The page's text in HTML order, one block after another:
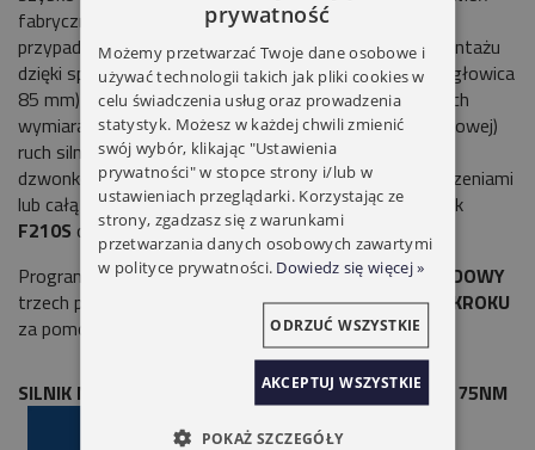
fabrycznych. Możliwość zablokowania pamięci przed
przypadkowym wykasowaniem. Silnik jest łatwy w montażu
dzięki specjalnemu uchwytowi. Zredukowany wymiar ( głowica
85 mm) umożliwia zastosowanie w skrzyniach o małych
wymiarach. Dzięki technologiiNice TTBus(2-przewodowej)
ruch silnika może być sterowany za pomocą przycisku
dzwonkowego (KROK PO KROKU) pojedynczymi urządzeniami
lub całą instalacją. Możliwość podłączenia fotokomórek
F210S oraz programatorów0-View TT i TTP.
Programowanie nadajnika w 2 trybach TrybSTANDARDOWY
trzech przycisków
GÓRA/STOP/DÓŁ, TrybKROK PO
KROKU
za pomocą jednego przycisku. Pamięć do 30 pilotów.
SILNIK NICE E PLUS LH 7517 RADIO AWARYJNE NHK 75NM
prywatność
Możemy przetwarzać Twoje dane osobowe i
używać technologii takich jak pliki cookies w
celu świadczenia usług oraz prowadzenia
statystyk. Możesz w każdej chwili zmienić
swój wybór, klikając "Ustawienia
prywatności" w stopce strony i/lub w
ustawieniach przeglądarki. Korzystając ze
strony, zgadzasz się z warunkami
przetwarzania danych osobowych zawartymi
w polityce prywatności. Dowiedz się więcej »
AKCEPTUJ WSZYSTKIE
ODRZUĆ WSZYSTKIE
POKAŻ SZCZEGÓŁY